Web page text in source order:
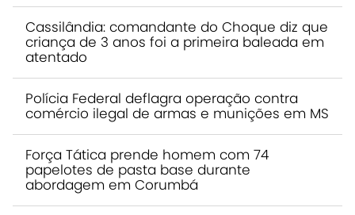
Cassilândia: comandante do Choque diz que
criança de 3 anos foi a primeira baleada em
atentado
Polícia Federal deflagra operação contra
comércio ilegal de armas e munições em MS
Força Tática prende homem com 74
papelotes de pasta base durante
abordagem em Corumbá